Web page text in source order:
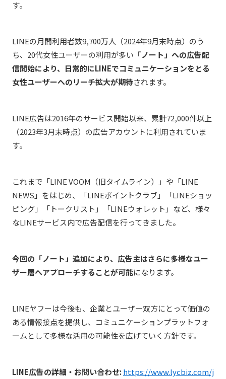
す。
LINEの月間利用者数9,700万人（2024年9月末時点）のう
ち、20代女性ユーザーの利用が多い 「ノート」への広告配
信開始により、日常的にLINEでコミュニケーションをとる
女性ユーザーへのリーチ拡大が期待されます。
LINE広告は2016年のサービス開始以来、累計72,000件以上
（2023年3月末時点）の広告アカウントに利用されていま
す。
これまで「LINE VOOM（旧タイムライン）」や「LINE
NEWS」をはじめ、「LINEポイントクラブ」「LINEショッ
ピング」「トークリスト」「LINEウォレット」など、様々
なLINEサービス内で広告配信を行ってきました。
今回の「ノート」追加により、広告主はさらに多様なユー
ザー層へアプローチすることが可能になります。
LINEヤフーは今後も、企業とユーザー双方にとって価値の
ある情報接点を提供し、コミュニケーションプラットフォ
ームとして多様な活用の可能性を広げていく方針です。
LINE広告の詳細・お問い合わせ:https://www.lycbiz.com/j